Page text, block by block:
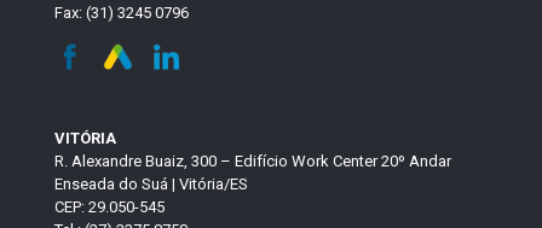
Fax: (31) 3245 0796
VITÓRIA
R. Alexandre Buaiz, 300 – Edifício Work Center 20º Andar
Enseada do Suá | Vitória/ES
CEP: 29.050-545